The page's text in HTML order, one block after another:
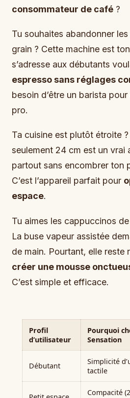
consommateur de café ?
Tu souhaites abandonner
grain ? Cette machine est
s’adresse aux débutants
espresso sans réglages
besoin d’être un barista
pro.
Ta cuisine est plutôt étroite
seulement 24 cm est un vrai
partout sans encombrer ton
C’est l’appareil parfait pour
espace.
Tu aimes les cappuccinos
La buse vapeur assistée
de main. Pourtant, elle reste
créer une mousse
C’est simple et efficace.
Profil
d’utilisateur
Pourquoi
Sensation
Débutant
Simplicité
tactile
Compacité